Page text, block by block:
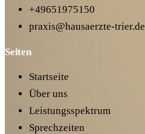
+49651975150
praxis@hausaerzte-trier.de
Seiten
Startseite
Über uns
Leistungsspektrum
Sprechzeiten